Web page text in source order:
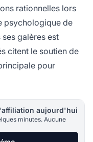
rationnelles lors
psychologique de
ses galères est
citent le soutien de
pour
aujourd'hui
minutes. Aucune